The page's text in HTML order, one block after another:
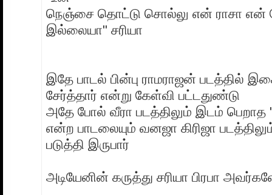
நெஞ்சை தொட்டு சொல்லு என் ராசா
இல்லையா" சரியா
இதே பாடல் பின்பு ராமராஜன் படத்தில்
சேர்த்தார் என்று கேள்வி பட்டதுண்டு
அதே போல் வீரா படத்திலும் இடம் பெறாத
என்ற பாடலையும் வனஜா கிரிஜா
படுத்தி இருபார்
அடியேனின் கருத்து சரியா பிரபா